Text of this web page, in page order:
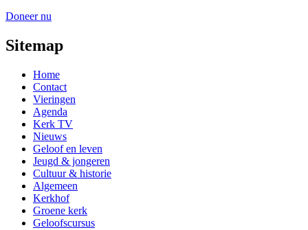
Doneer nu
Sitemap
Home
Contact
Vieringen
Agenda
Kerk TV
Nieuws
Geloof en leven
Jeugd & jongeren
Cultuur & historie
Algemeen
Kerkhof
Groene kerk
Geloofscursus